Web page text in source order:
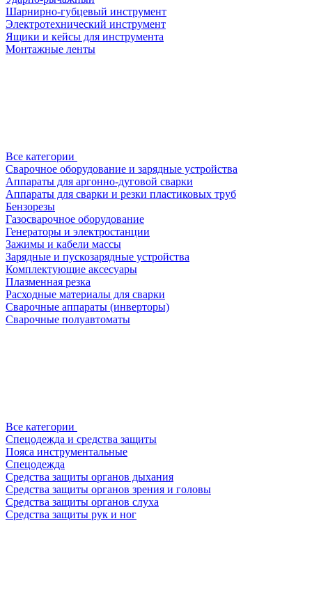
Шарнирно-губцевый инструмент
Электротехнический инструмент
Ящики и кейсы для инструмента
Монтажные ленты
Все категории
Сварочное оборудование и зарядные устройства
Аппараты для аргонно-дуговой сварки
Аппараты для сварки и резки пластиковых труб
Бензорезы
Газосварочное оборудование
Генераторы и электростанции
Зажимы и кабели массы
Зарядные и пускозарядные устройства
Комплектующие аксесуары
Плазменная резка
Расходные материалы для сварки
Сварочные аппараты (инверторы)
Сварочные полуавтоматы
Все категории
Спецодежда и средства защиты
Пояса инструментальные
Спецодежда
Средства защиты органов дыхания
Средства защиты органов зрения и головы
Средства защиты органов слуха
Средства защиты рук и ног